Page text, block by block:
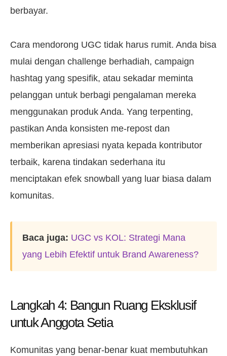
berbayar.
Cara mendorong UGC tidak harus rumit. Anda bisa
mulai dengan challenge berhadiah, campaign
hashtag yang spesifik, atau sekadar meminta
pelanggan untuk berbagi pengalaman mereka
menggunakan produk Anda. Yang terpenting,
pastikan Anda konsisten me-repost dan
memberikan apresiasi nyata kepada kontributor
terbaik, karena tindakan sederhana itu
menciptakan efek snowball yang luar biasa dalam
komunitas.
Baca juga: UGC vs KOL: Strategi Mana
yang Lebih Efektif untuk Brand Awareness?
Langkah 4: Bangun Ruang Eksklusif
untuk Anggota Setia
Komunitas yang benar-benar kuat membutuhkan